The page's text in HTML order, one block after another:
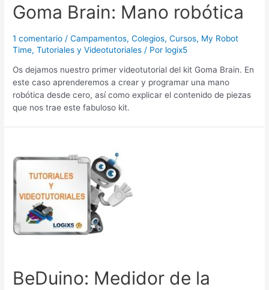
Goma Brain: Mano robótica
1 comentario /Campamentos,Colegios,Cursos, My Robot
Time,Tutoriales y Videotutoriales / Por logix5
Os dejamos nuestro primer videotutorial del kit Goma Brain. En
este caso aprenderemos a crear y programar una mano
robótica desde cero, así como explicar el contenido de piezas
que nos trae este fabuloso kit.
BeDuino: Medidor de la